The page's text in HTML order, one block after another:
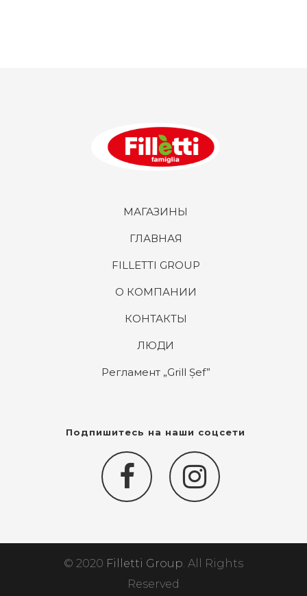
ГЛАВНАЯ
О КОМПАНИИ
ЛЮДИ
FILLETTI GROUP
КОНТАКТЫ
МАГАЗИНЫ
Регламент „Grill Șef”
Подпишитесь на наши соцсети
© 2020 Filletti Group. All Rights
Reserved